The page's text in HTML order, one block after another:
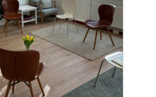
werken we met
Als representant kun je
worden om in een opstelling de
bijv een familielid (van de
in te nemen. Het bijzondere is
dingen gaat ervaren die
die persoon op die plek.
is een waardevolle
je gaat meestal zelf ook met
naar huis.